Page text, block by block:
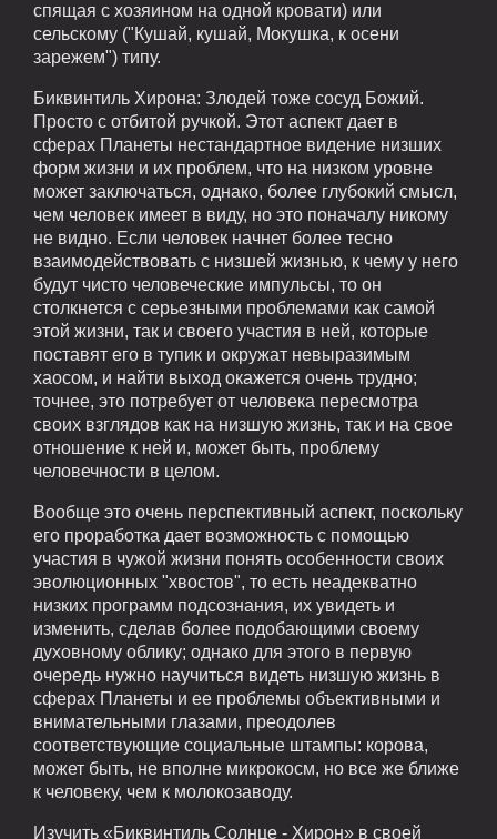
спящая с хозяином на одной кровати) или
сельскому ("Кушай, кушай, Мокушка, к осени
зарежем") типу.
Биквинтиль Хирона: Злодей тоже сосуд Божий.
Просто с отбитой ручкой. Этот аспект дает в
сферах Планеты нестандартное видение низших
форм жизни и их проблем, что на низком уровне
может заключаться, однако, более глубокий смысл,
чем человек имеет в виду, но это поначалу никому
не видно. Если человек начнет более тесно
взаимодействовать с низшей жизнью, к чему у него
будут чисто человеческие импульсы, то он
столкнется с серьезными проблемами как самой
этой жизни, так и своего участия в ней, которые
поставят его в тупик и окружат невыразимым
хаосом, и найти выход окажется очень трудно;
точнее, это потребует от человека пересмотра
своих взглядов как на низшую жизнь, так и на свое
отношение к ней и, может быть, проблему
человечности в целом.
Вообще это очень перспективный аспект, поскольку
его проработка дает возможность с помощью
участия в чужой жизни понять особенности своих
эволюционных "хвостов", то есть неадекватно
низких программ подсознания, их увидеть и
изменить, сделав более подобающими своему
духовному облику; однако для этого в первую
очередь нужно научиться видеть низшую жизнь в
сферах Планеты и ее проблемы объективными и
внимательными глазами, преодолев
соответствующие социальные штампы: корова,
может быть, не вполне микрокосм, но все же ближе
к человеку, чем к молокозаводу.
Изучить «Биквинтиль Солнце - Хирон» в своей